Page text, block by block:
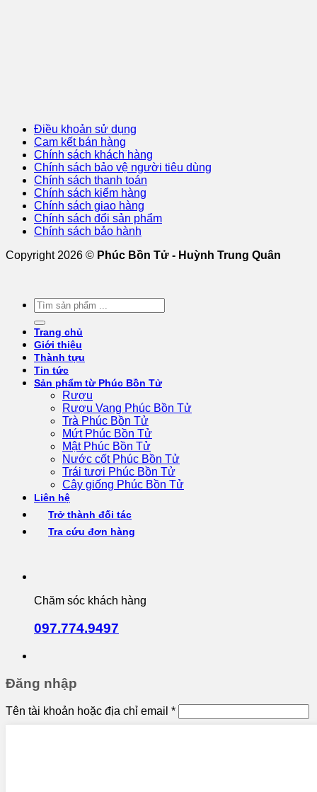
Điều khoản sử dụng
Cam kết bán hàng
Chính sách khách hàng
Chính sách bảo vệ người tiêu dùng
Chính sách thanh toán
Chính sách kiểm hàng
Chính sách giao hàng
Chính sách đổi sản phẩm
Chính sách bảo hành
Copyright 2026 © Phúc Bồn Tử - Huỳnh Trung Quân
Tìm
kiếm:
Trang chủ
Giới thiệu
Thành tựu
Tin tức
Sản phẩm từ Phúc Bồn Tử
Rượu
Rượu Vang Phúc Bồn Tử
Trà Phúc Bồn Tử
Mứt Phúc Bồn Tử
Mật Phúc Bồn Tử
Nước cốt Phúc Bồn Tử
Trái tươi Phúc Bồn Tử
Cây giống Phúc Bồn Tử
Liên hệ
Trở thành đối tác
Tra cứu đơn hàng
Chăm sóc khách hàng
097.774.9497
Đăng nhập
Tên tài khoản hoặc địa chỉ email *